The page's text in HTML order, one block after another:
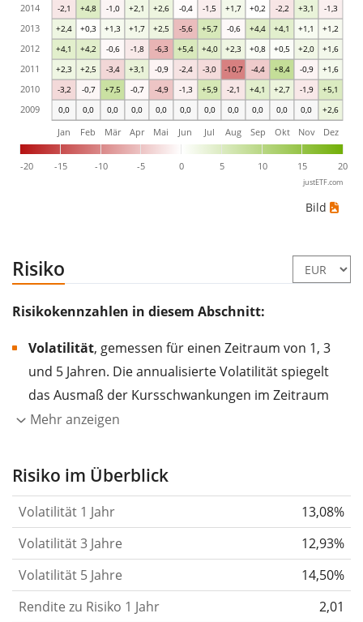
0,0 0,0 0,0 0,0 0,0 0,0 0,0 0,0 0,0 0,0 0,0 +2,6
-3,2 -0,7 +7,5 -0,7 -4,9 -1,3 +5,9 -2,1 +4,1 +2,7 -1,9 +5,1
+2,3 +2,5 -3,4 +3,1 -0,9 -2,4 -3,0 -10,7 -4,4 +8,4 -0,9 +1,6
+4,1 +4,2 -0,6 -1,8 -6,3 +5,4 +4,0 +2,3 +0,8 +0,5 +2,0 +1,6
+2,4 +0,3 +1,3 +1,7 +2,5 -5,6 +5,7 -0,6 +4,4 +4,1 +1,1 +1,2
-2,1 +4,8 -1,0 +2,1 +2,6 -0,4 -1,5 +1,7 +0,2 -2,2 +3,1 -1,3
-20 -15 -10 -5 0 5 10 15 20
Jan Feb Mär Apr Mai Jun Jul Aug Sep Okt Nov Dez
2009
2010
2011
2012
2013
2014
justETF.com
Bild
Risiko
Risikokennzahlen in diesem Abschnitt:
Volatilität, gemessen für einen Zeitraum von 1, 3
und 5 Jahren. Die annualisierte Volatilität spiegelt
das Ausmaß der Kursschwankungen im Zeitraum
eines Jahres wider.
Aktie, des ETF, usw.) in der Vergangenheit
gelten im Allgemeinen als risikoreicher. Wir
berechnen die Volatilität auf Basis der Daten der
letzten 1, 3 und 5 Jahre, damit du sehen kannst, ob
die Kursschwankungen im Laufe der Zeit stärker
oder schwächer wurden. Weitere Informationen
Mehr anzeigen
Risiko im Überblick
Volatilität 1 Jahr
13,08%
Volatilität 3 Jahre
12,93%
Volatilität 5 Jahre
14,50%
Rendite zu Risiko 1 Jahr
2,01